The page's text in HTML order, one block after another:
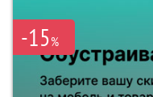
-15%